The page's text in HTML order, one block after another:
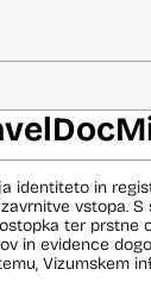
identiteto in
vstopa.
ter prstne
in evidence
Vizumskem